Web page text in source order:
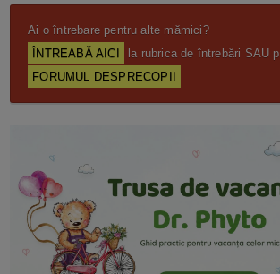
Ai o întrebare pentru alte mămici?
ÎNTREABĂ AICI
la rubrica de întrebări SAU
FORUMUL DESPRECOPII